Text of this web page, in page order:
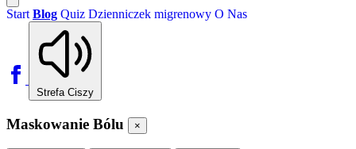
Start Blog Quiz Dzienniczek migrenowy O Nas
Strefa Ciszy
Maskowanie Bólu ×